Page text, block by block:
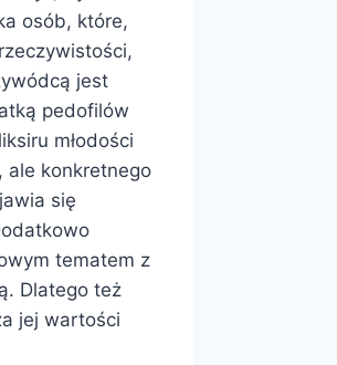
osób, które,
jest
pedofilów
młodości
ale konkretnego
się
tematem z
Dlatego też
jej wartości